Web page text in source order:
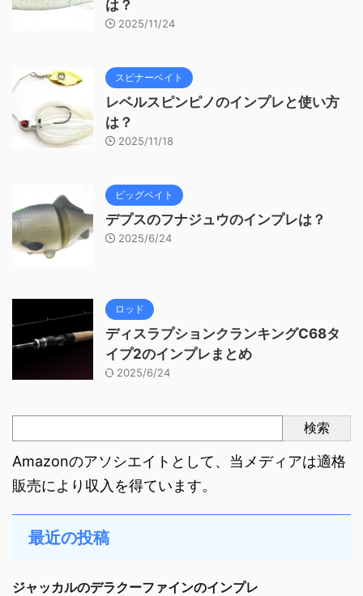
は？
2025/11/24
スピナーベイト
レベルスピンピノのインプレと使い方
は？
2025/11/18
ビッグベイト
デプスのフナジュウのインプレは？
2025/6/24
ロッド
ディスラプションクランキングC68タ
イプ2のインプレまとめ
2025/6/24
検索
Amazonのアソシエイトとして、当メディアは適格
販売により収入を得ています。
最近の投稿
ジャッカルのデラクーファインのインプレ